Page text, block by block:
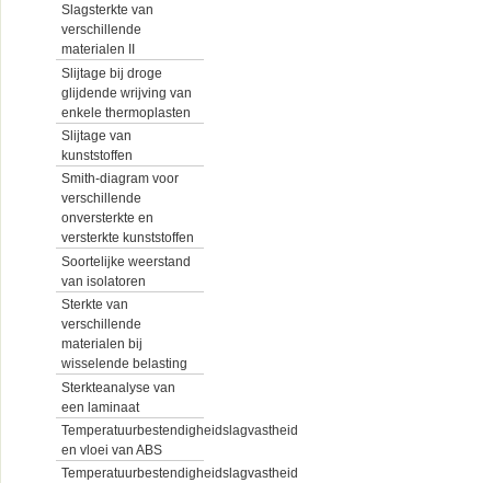
Slagsterkte van
verschillende
materialen II
Slijtage bij droge
glijdende wrijving van
enkele thermoplasten
Slijtage van
kunststoffen
Smith-diagram voor
verschillende
onversterkte en
versterkte kunststoffen
Soortelijke weerstand
van isolatoren
Sterkte van
verschillende
materialen bij
wisselende belasting
Sterkteanalyse van
een laminaat
Temperatuurbestendigheidslagvastheid
en vloei van ABS
Temperatuurbestendigheidslagvastheid